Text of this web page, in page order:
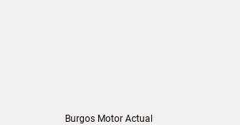
Burgos Motor Actual